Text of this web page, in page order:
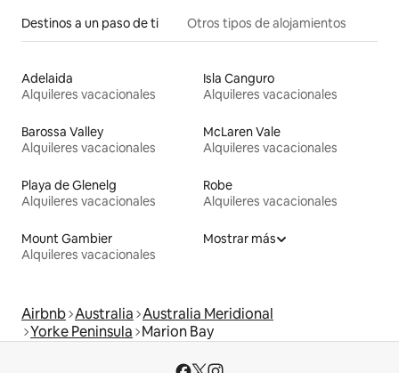
Destinos a un paso de ti Otros tipos de alojamientos
Adelaida
Alquileres vacacionales
Isla Canguro
Alquileres vacacionales
Barossa Valley
Alquileres vacacionales
McLaren Vale
Alquileres vacacionales
Playa de Glenelg
Alquileres vacacionales
Robe
Alquileres vacacionales
Mount Gambier
Alquileres vacacionales
Mostrar más
Airbnb Australia Australia Meridional
Yorke Peninsula Marion Bay